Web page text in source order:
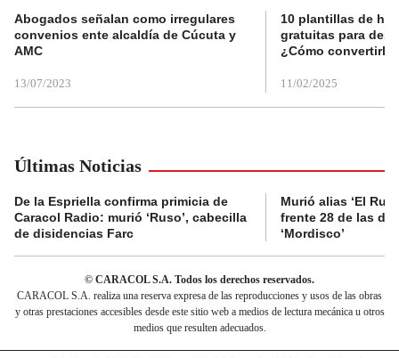
Abogados señalan como irregulares
convenios ente alcaldía de Cúcuta y
AMC
13/07/2023
10 plantillas de
gratuitas para
¿Cómo convertirla
11/02/2025
Últimas Noticias
De la Espriella confirma primicia de
Caracol Radio: murió ‘Ruso’, cabecilla
de disidencias Farc
Murió alias ‘El
frente 28 de las
‘Mordisco’
© CARACOL S.A. Todos los derechos reservados.
CARACOL S.A. realiza una reserva expresa de las reproducciones y usos de las obras
y otras prestaciones accesibles desde este sitio web a medios de lectura mecánica u otros
medios que resulten adecuados.